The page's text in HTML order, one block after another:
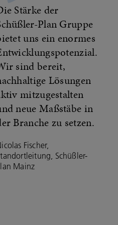
Stärke der
Plan Gruppe
uns ein enormes
sind bereit,
Lösungen
mitzugestalten
neue Maßstäbe in
Branche zu setzen.
Fischer,
Schüßler-
Mainz